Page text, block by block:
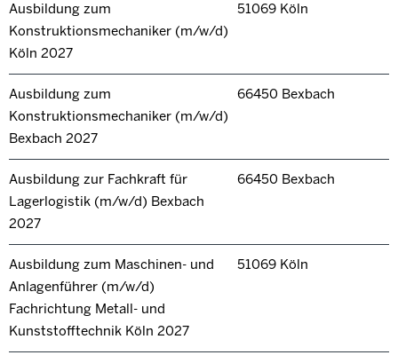
Ausbildung zum
Konstruktionsmechaniker (m/w/d)
Köln 2027
51069 Köln
Ausbildung zum
Konstruktionsmechaniker (m/w/d)
Bexbach 2027
66450 Bexbach
Ausbildung zur Fachkraft für
Lagerlogistik (m/w/d) Bexbach
2027
66450 Bexbach
Ausbildung zum Maschinen- und
Anlagenführer (m/w/d)
Fachrichtung Metall- und
Kunststofftechnik Köln 2027
51069 Köln